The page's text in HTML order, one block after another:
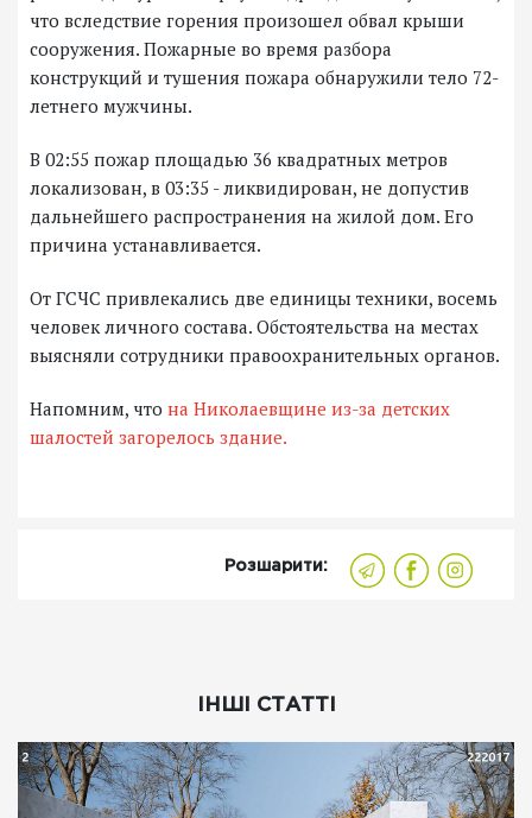
что вследствие горения произошел обвал крыши
сооружения. Пожарные во время разбора
конструкций и тушения пожара обнаружили тело 72-
летнего мужчины.
В 02:55 пожар площадью 36 квадратных метров
локализован, в 03:35 - ликвидирован, не допустив
дальнейшего распространения на жилой дом. Его
причина устанавливается.
От ГСЧС привлекались две единицы техники, восемь
человек личного состава. Обстоятельства на местах
выясняли сотрудники правоохранительных органов.
Напомним, что на Николаевщине из-за детских
шалостей загорелось здание.
Розшарити:
ІНШІ СТАТТІ